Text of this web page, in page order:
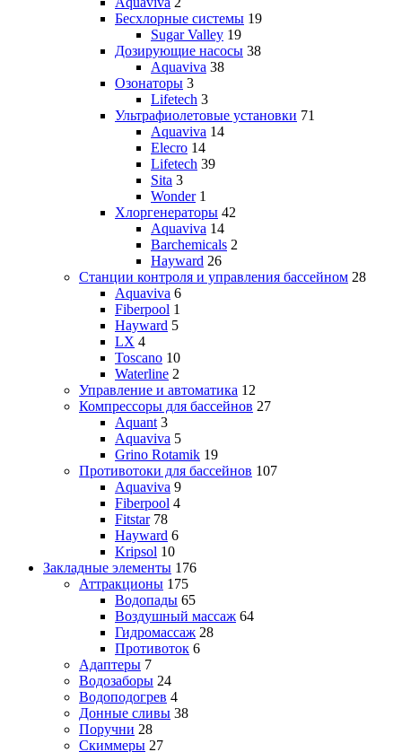
Бесхлорные системы 19
Sugar Valley 19
Дозирующие насосы 38
Aquaviva 38
Озонаторы 3
Lifetech 3
Ультрафиолетовые установки 71
Aquaviva 14
Elecro 14
Lifetech 39
Sita 3
Wonder 1
Хлоргенераторы 42
Aquaviva 14
Barchemicals 2
Hayward 26
Станции контроля и управления бассейном 28
Aquaviva 6
Fiberpool 1
Hayward 5
LX 4
Toscano 10
Waterline 2
Управление и автоматика 12
Компрессоры для бассейнов 27
Aquant 3
Aquaviva 5
Grino Rotamik 19
Противотоки для бассейнов 107
Aquaviva 9
Fiberpool 4
Fitstar 78
Hayward 6
Kripsol 10
Закладные элементы 176
Аттракционы 175
Водопады 65
Воздушный массаж 64
Гидромассаж 28
Противоток 6
Адаптеры 7
Водозаборы 24
Водоподогрев 4
Донные сливы 38
Поручни 28
Скиммеры 27